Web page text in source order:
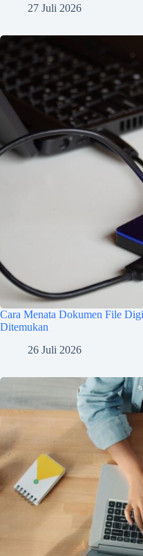
27 Juli 2026
Cara Menata Dokumen File
Ditemukan
26 Juli 2026